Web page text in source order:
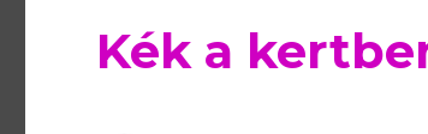
Kék a